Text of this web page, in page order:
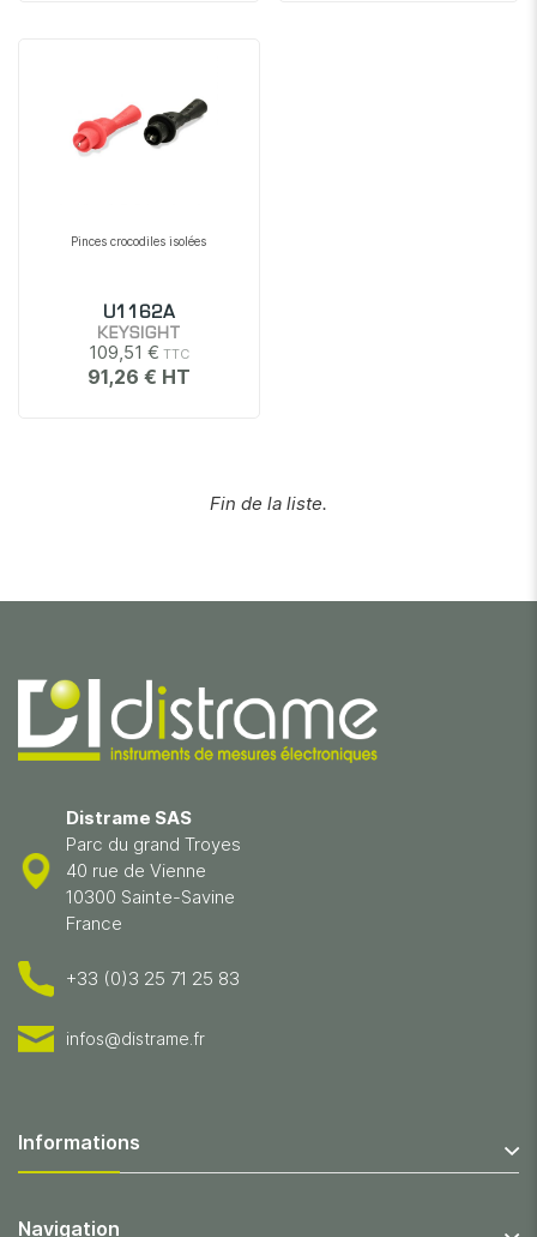
Pinces crocodiles isolées
U1162A
KEYSIGHT
109,51 €
91,26 €
Fin de la liste.
Distrame SAS
Parc du grand Troyes
40 rue de Vienne
10300 Sainte-Savine
France
+33 (0)3 25 71 25 83
infos@distrame.fr
Informations
Navigation